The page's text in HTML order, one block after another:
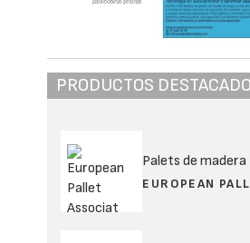
PRODUCTOS
Palets de madera
EUROPEAN